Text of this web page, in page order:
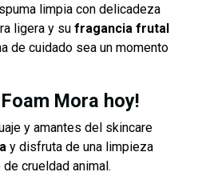
limpia con delicadeza
ligera y su fragancia frutal
de cuidado sea un momento
Mora hoy!
y amantes del skincare
y disfruta de una limpieza
crueldad animal.